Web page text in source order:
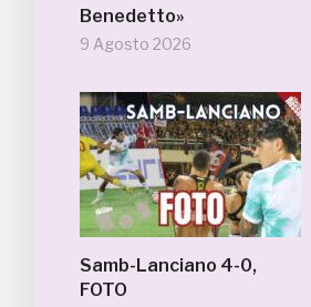
Benedetto»
9 Agosto 2026
Samb-Lanciano 4-0,
FOTO